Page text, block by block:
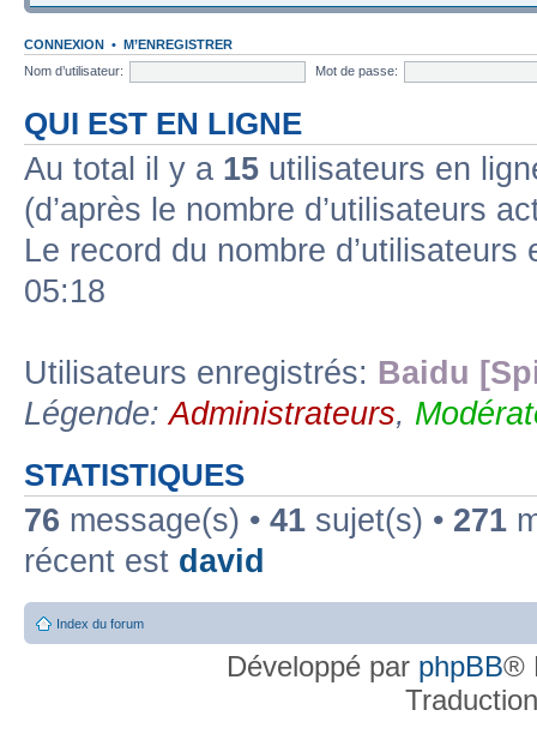
CONNEXION • M’ENREGISTRER
Nom d’utilisateur:
Mot de passe:
QUI EST EN LIGNE
Au total il y a 15 utilisateurs en
(d’après le nombre d’utilisateurs
Le record du nombre
05:18
Utilisateurs enregistrés: Baidu
Légende:Administrateurs,
STATISTIQUES
76 message(s) • 41 sujet(s) • 271
récent est david
Index du forum
Développé par phpBB®